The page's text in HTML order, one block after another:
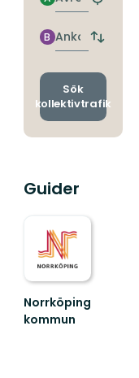
Hitta
Ankomst
B
Byt
och
Sök
kollektivtrafik
Guider
Norrköping
kommun